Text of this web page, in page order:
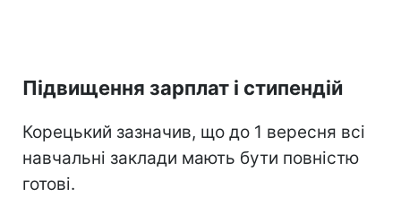
Підвищення зарплат і стипендій
Корецький зазначив, що до 1 вересня всі
навчальні заклади мають бути повністю
готові.